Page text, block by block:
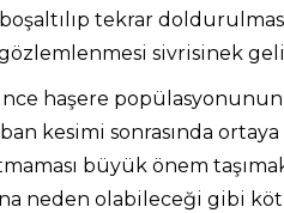
tekrar
sivrisinek
haşere popülasyonunun
kesimi sonrasında
büyük önem
neden olabileceği gibi